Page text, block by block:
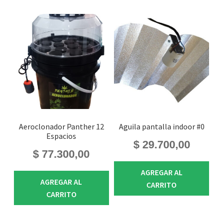
Aeroclonador Panther 12
Espacios
$ 77.300,00
AGREGAR AL
CARRITO
Aguila pantalla indoor #0
$29.700,00
AGREGAR AL
CARRITO